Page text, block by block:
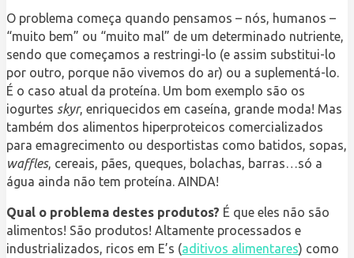
O problema começa quando pensamos – nós, humanos –
“muito bem” ou “muito mal” de um determinado nutriente,
sendo que começamos a restringi-lo (e assim substitui-lo
por outro, porque não vivemos do ar) ou a suplementá-lo.
É o caso atual da proteína. Um bom exemplo são os
iogurtes skyr, enriquecidos em caseína, grande moda! Mas
também dos alimentos hiperproteicos comercializados
para emagrecimento ou desportistas como batidos, sopas,
waffles, cereais, pães, queques, bolachas, barras…só a
água ainda não tem proteína. AINDA!
Qual o problema destes produtos? É que eles não são
alimentos! São produtos! Altamente processados e
industrializados, ricos em E’s (aditivos alimentares) como